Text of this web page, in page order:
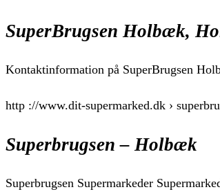
SuperBrugsen Holbæk,
Kontaktinformation på SuperBrugsen
http ://www.dit-supermarked.dk ›
Superbrugsen – Holbæk
Superbrugsen Supermarkeder